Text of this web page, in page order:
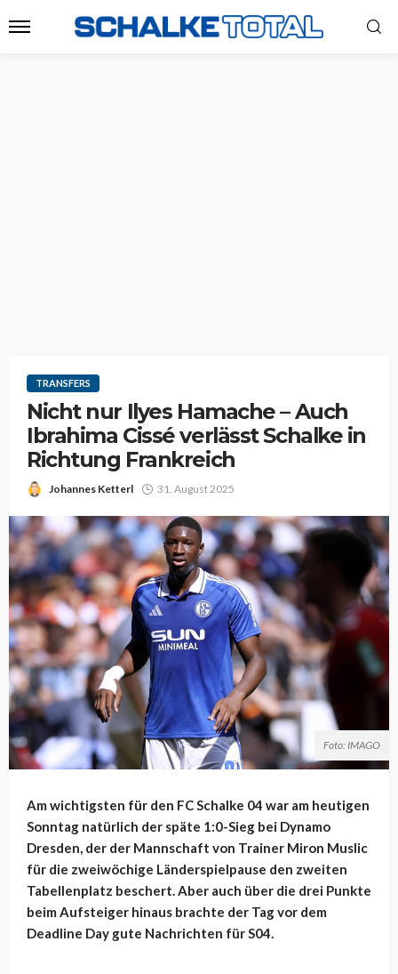
TRANSFERS
Nicht nur Ilyes Hamache – Auch
Ibrahima Cissé verlässt Schalke in
Richtung Frankreich
Johannes Ketterl 31. August 2025
Foto: IMAGO
Am wichtigsten für den FC Schalke 04 war am heutigen
Sonntag natürlich der späte 1:0-Sieg bei Dynamo
Dresden, der der Mannschaft von Trainer Miron Muslic
für die zweiwöchige Länderspielpause den zweiten
Tabellenplatz beschert. Aber auch über die drei Punkte
beim Aufsteiger hinaus brachte der Tag vor dem
Deadline Day gute Nachrichten für S04.